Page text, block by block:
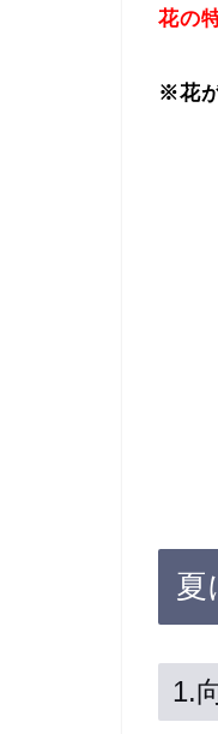
花の
※花
夏
1.